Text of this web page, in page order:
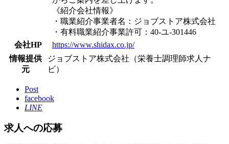
《紹介会社情報》
・職業紹介事業者名：ジョブストア株式会社
・有料職業紹介事業許可：40-ユ-301446
会社HP
https://www.shidax.co.jp/
情報提供
元
ジョブストア株式会社（栄養士調理師求人ナ
ビ）
Post
facebook
LINE
求人への応募